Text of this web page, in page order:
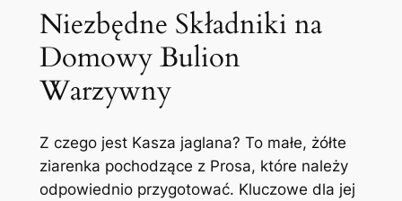
Niezbędne Składniki na
Domowy Bulion
Warzywny
Z czego jest Kasza jaglana? To małe, żółte
ziarenka pochodzące z Prosa, które należy
odpowiednio przygotować. Kluczowe dla jej